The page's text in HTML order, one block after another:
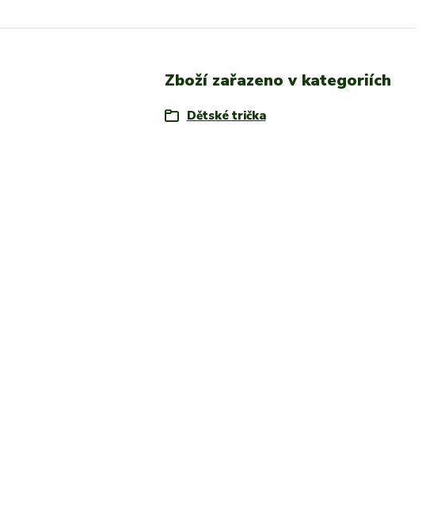
Zboží zařazeno v kategoriích
Dětské trička